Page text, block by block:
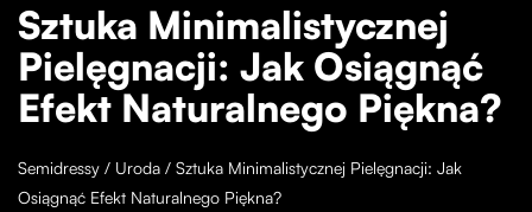
Sztuka Minimalistycznej
Pielęgnacji: Jak Osiągnąć
Efekt Naturalnego Piękna?
Semidressy / Uroda / Sztuka Minimalistycznej Pielęgnacji: Jak
Osiągnąć Efekt Naturalnego Piękna?